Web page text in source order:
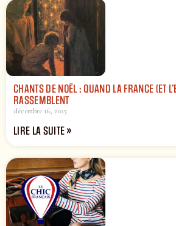
CHANTS DE NOËL : QUAND LA FRANCE (ET
RASSEMBLENT
décembre 16, 2025
LIRE LA SUITE »